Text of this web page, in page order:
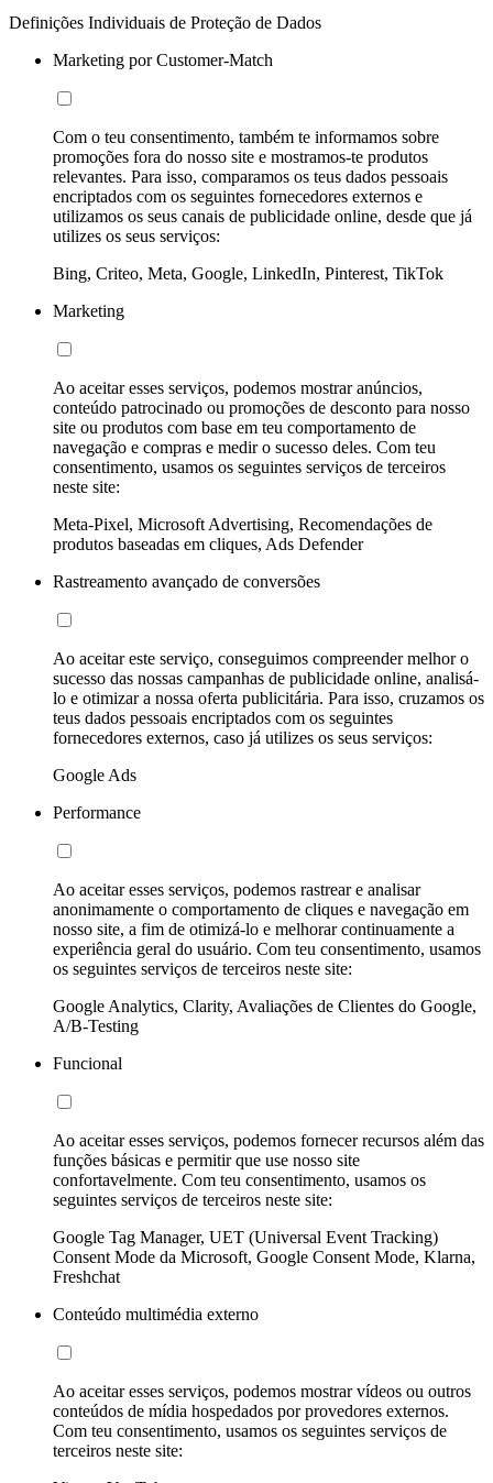
Definições Individuais de Proteção de Dados
Marketing por Customer-Match
Com o teu consentimento, também te informamos sobre
promoções fora do nosso site e mostramos-te produtos
relevantes. Para isso, comparamos os teus dados pessoais
encriptados com os seguintes fornecedores externos e
utilizamos os seus canais de publicidade online, desde que já
utilizes os seus serviços:
Bing, Criteo, Meta, Google, LinkedIn, Pinterest, TikTok
Marketing
Ao aceitar esses serviços, podemos mostrar anúncios,
conteúdo patrocinado ou promoções de desconto para nosso
site ou produtos com base em teu comportamento de
navegação e compras e medir o sucesso deles. Com teu
consentimento, usamos os seguintes serviços de terceiros
neste site:
Meta-Pixel, Microsoft Advertising, Recomendações de
produtos baseadas em cliques, Ads Defender
Rastreamento avançado de conversões
Ao aceitar este serviço, conseguimos compreender melhor o
sucesso das nossas campanhas de publicidade online, analisá-
lo e otimizar a nossa oferta publicitária. Para isso, cruzamos os
teus dados pessoais encriptados com os seguintes
fornecedores externos, caso já utilizes os seus serviços:
Google Ads
Performance
Ao aceitar esses serviços, podemos rastrear e analisar
anonimamente o comportamento de cliques e navegação em
nosso site, a fim de otimizá-lo e melhorar continuamente a
experiência geral do usuário. Com teu consentimento, usamos
os seguintes serviços de terceiros neste site:
Google Analytics, Clarity, Avaliações de Clientes do Google,
A/B-Testing
Funcional
Ao aceitar esses serviços, podemos fornecer recursos além das
funções básicas e permitir que use nosso site
confortavelmente. Com teu consentimento, usamos os
seguintes serviços de terceiros neste site:
Google Tag Manager, UET (Universal Event Tracking)
Consent Mode da Microsoft, Google Consent Mode, Klarna,
Freshchat
Conteúdo multimédia externo
Ao aceitar esses serviços, podemos mostrar vídeos ou outros
conteúdos de mídia hospedados por provedores externos.
Com teu consentimento, usamos os seguintes serviços de
terceiros neste site: